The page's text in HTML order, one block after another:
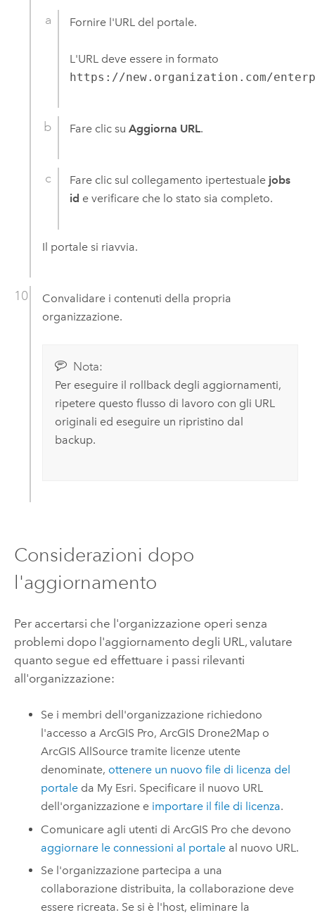
Fornire l'URL del portale.
L'URL deve essere in formato
https://new.organization.com/
Fare clic suAggiorna URL.
Fare clic sul collegamento ipertestuale jobs
id e verificare che lo stato sia completo.
Il portale si riavvia.
Convalidare i contenuti della propria
organizzazione.
Nota:
Per eseguire il rollback degli aggiornamenti,
ripetere questo flusso di lavoro con gli URL
originali ed eseguire un ripristino dal
backup.
Considerazioni dopo
l'aggiornamento
Per accertarsi che l'organizzazione operi senza
problemi dopo l'aggiornamento degli URL, valutare
quanto segue ed effettuare i passi rilevanti
all'organizzazione:
Se i membri dell'organizzazione richiedono
l'accesso aArcGIS Pro,ArcGIS Drone2Map o
ArcGIS AllSource tramite licenze utente
denominate, ottenere un nuovo file di licenza del
portale da My Esri. Specificare il nuovo URL
dell'organizzazione e importare il file di licenza.
Comunicare agli utenti diArcGIS Pro che devono
aggiornare le connessioni al portale al nuovo URL.
Se l'organizzazione partecipa a una
collaborazione distribuita, la collaborazione deve
essere ricreata. Se si è l'host, eliminare la